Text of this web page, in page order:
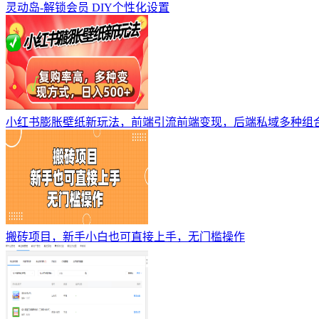
灵动岛-解锁会员 DIY个性化设置
小红书膨胀壁纸新玩法，前端引流前端变现，后端私域多种组
搬砖项目，新手小白也可直接上手，无门槛操作